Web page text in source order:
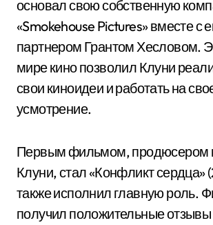
основал свою собственную
«Smokehouse Pictures» вместе с
партнером Грантом Хесловом.
мире кино позволил Клуни
свои киноидеи и работать на
усмотрение.
Первым фильмом, продюсером
Клуни, стал «Конфликт сердца»
также исполнил главную роль.
получил положительные